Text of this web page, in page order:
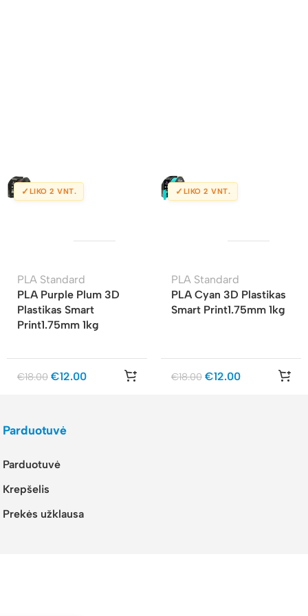
✓ LIKO 2 VNT.
PLA Standard
PLA Purple Plum 3D
Plastikas Smart
Print1.75mm 1kg
€18.00 €12.00
✓ LIKO 2 VNT.
PLA Standard
PLA Cyan 3D Plastikas
Smart Print1.75mm 1kg
€18.00 €12.00
Parduotuvė
Parduotuvė
Krepšelis
Prekės užklausa